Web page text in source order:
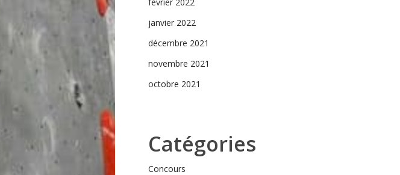
janvier 2022
décembre 2021
novembre 2021
octobre 2021
Catégories
Concours